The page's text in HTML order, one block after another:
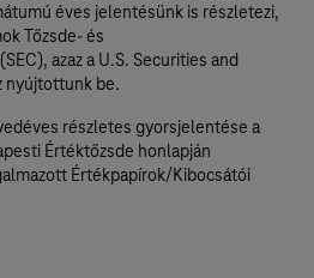
éves jelentésünk is részletezi,
Tőzsde- és
azaz a U.S. Securities and
nyújtottunk be.
részletes gyorsjelentése a
Értéktőzsde honlapján
Értékpapírok/Kibocsátói